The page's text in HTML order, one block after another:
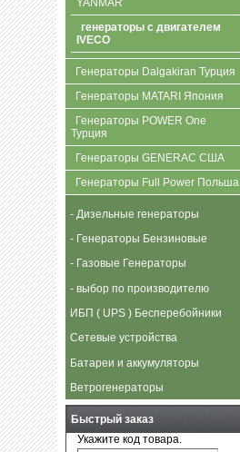
YANMAR
генераторы с двигателем
IVECO
Генераторы Dalgakiran Турция
Генераторы MATARI Япония
Генераторы POWER One
Турция
Генераторы GENERAC США
Генераторы Full Power Польша
- Дизельные генераторы
- Генераторы Бензиновые
- Газовые Генераторы
- выбор по производителю
ИБП ( UPS ) Бесперебойники
Сетевые устройства
Батареи и аккумуляторы
Ветрогенераторы
Быстрый заказ
Укажите код товара.